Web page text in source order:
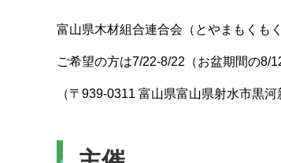
富山県木材組合連合会（とやまもくも
ご希望の方は7/22-8/22（お盆期間の8/
（〒939-0311 富山県富山県射水市黒